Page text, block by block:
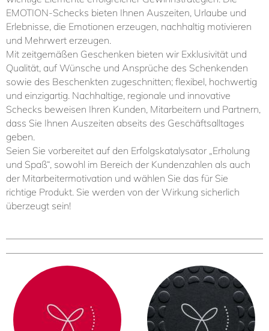
EMOTION-Schecks bieten Ihnen Auszeiten, Urlaube und
Erlebnisse, die Emotionen erzeugen, nachhaltig motivieren
und Mehrwert erzeugen.
Mit zeitgemäßen Geschenken bieten wir Exklusivität und
Qualität, auf Wünsche und Ansprüche des Schenkenden
sowie des Beschenkten zugeschnitten; flexibel, hochwertig
und einzigartig. Nachhaltige, regionale und innovative
Schecks beweisen Ihren Kunden, Mitarbeitern und Partnern,
dass Sie Ihnen Auszeiten abseits des Geschäftsalltages
geben.
Seien Sie vorbereitet auf den Erfolgskatalysator „Erholung
und Spaß“, sowohl im Bereich der Kundenzahlen als auch
der Mitarbeitermotivation und wählen Sie das für Sie
richtige Produkt. Sie werden von der Wirkung sicherlich
überzeugt sein!